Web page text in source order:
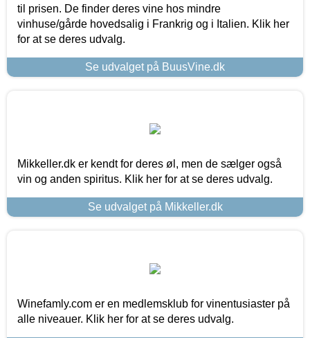
til prisen. De finder deres vine hos mindre
vinhuse/gårde hovedsalig i Frankrig og i Italien. Klik her
for at se deres udvalg.
Se udvalget på BuusVine.dk
Mikkeller.dk er kendt for deres øl, men de sælger også
vin og anden spiritus. Klik her for at se deres udvalg.
Se udvalget på Mikkeller.dk
Winefamly.com er en medlemsklub for vinentusiaster på
alle niveauer. Klik her for at se deres udvalg.